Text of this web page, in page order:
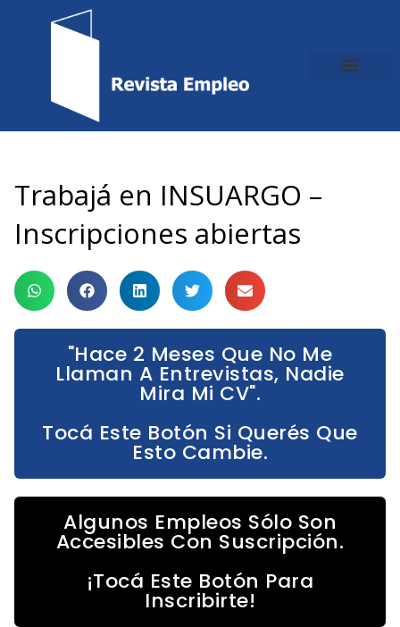
Trabajá en INSUARGO –
Inscripciones abiertas
"Hace 2 Meses Que No Me
Llaman A Entrevistas, Nadie
Mira Mi CV".
Tocá Este Botón Si Querés Que
Esto Cambie.
Algunos Empleos Sólo Son
Accesibles Con Suscripción.
¡Tocá Este Botón Para
Inscribirte!